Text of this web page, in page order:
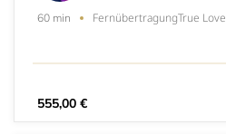
60 min FernübertragungTrue Love
555,00 €